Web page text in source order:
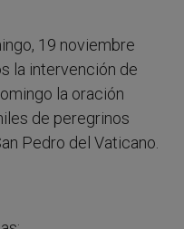
19 noviembre
la intervención de
la oración
de peregrinos
Pedro del Vaticano.